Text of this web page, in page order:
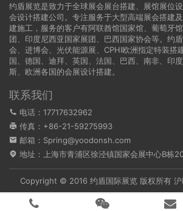
约盾展览是致力于全球展会展台搭建、展馆展位
会设计搭建公司。专注服务于大型高端展会搭建
建施工，服务的客户有阿联酋馆国家馆、葡萄牙
团、印度尼西亚国家展团、巴西国家协会等。约
会、进博会、光伏能源展、CPHI欧洲指定特装搭
国
德国 、迪拜、英国、法国、巴西、南非、印
斯、欧洲各国的会展设计搭建。
联系我们
电话：17717632962
传真：+86-21-59275993
邮箱：Spring@yoodonsh.com
地址：上海市青浦区徐泾镇国家会展中心B栋
Copyright © 2016 约盾国际展览 版权所有